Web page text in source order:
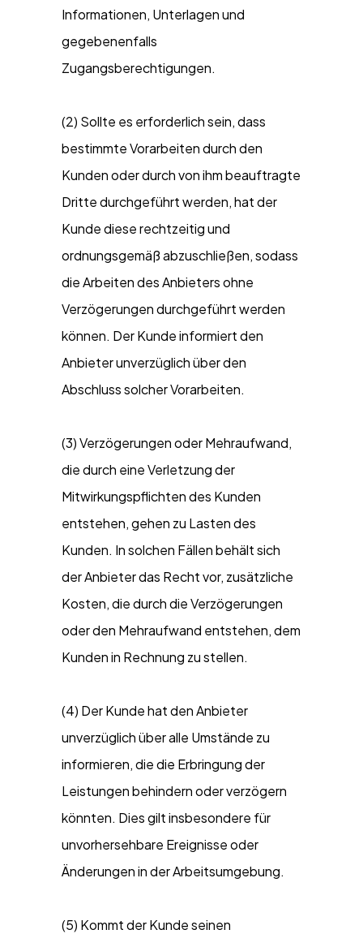
Informationen, Unterlagen und
gegebenenfalls
Zugangsberechtigungen.
(2) Sollte es erforderlich sein, dass
bestimmte Vorarbeiten durch den
Kunden oder durch von ihm beauftragte
Dritte durchgeführt werden, hat der
Kunde diese rechtzeitig und
ordnungsgemäß abzuschließen, sodass
die Arbeiten des Anbieters ohne
Verzögerungen durchgeführt werden
können. Der Kunde informiert den
Anbieter unverzüglich über den
Abschluss solcher Vorarbeiten.
(3) Verzögerungen oder Mehraufwand,
die durch eine Verletzung der
Mitwirkungspflichten des Kunden
entstehen, gehen zu Lasten des
Kunden. In solchen Fällen behält sich
der Anbieter das Recht vor, zusätzliche
Kosten, die durch die Verzögerungen
oder den Mehraufwand entstehen, dem
Kunden in Rechnung zu stellen.
(4) Der Kunde hat den Anbieter
unverzüglich über alle Umstände zu
informieren, die die Erbringung der
Leistungen behindern oder verzögern
könnten. Dies gilt insbesondere für
unvorhersehbare Ereignisse oder
Änderungen in der Arbeitsumgebung.
(5) Kommt der Kunde seinen